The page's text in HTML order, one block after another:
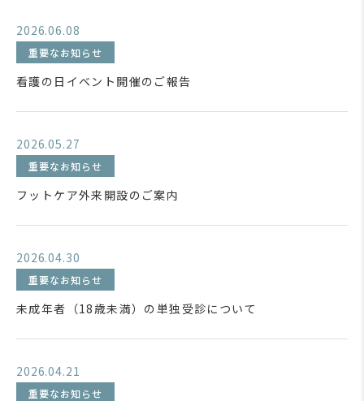
2026.06.08
重要なお知らせ
看護の日イベント開催のご報告
2026.05.27
重要なお知らせ
フットケア外来開設のご案内
2026.04.30
重要なお知らせ
未成年者（18歳未満）の単独受診について
2026.04.21
重要なお知らせ